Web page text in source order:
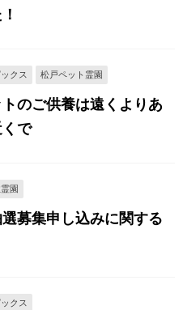
ックス 松戸ペット霊園
のご供養は遠くよりあ
で
園
募集申し込みに関する
ックス